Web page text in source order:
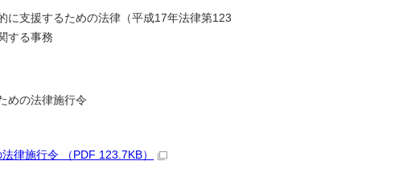
に支援するための法律（平成17年法律第123
する事務
めの法律施行令
律施行令 （PDF 123.7KB）